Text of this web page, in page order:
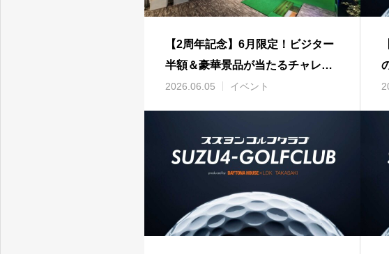
【2周年記念】6月限定！ビジター
半額＆豪華景品が当たるチャレン
ジコンペ開催
2026.06.05 イベント